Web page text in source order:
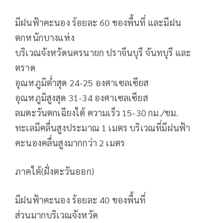
มีฝนฟ้าคะนอง ร้อยละ 60 ของพื้นที่ และมีฝน
ตกหนักบางแห่ง
บริเวณจังหวัดนครนายก ปราจีนบุรี จันทบุรี และ
ตราด
อุณหภูมิต่ำสุด 24-25 องศาเซลเซียส
อุณหภูมิสูงสุด 31-34 องศาเซลเซียส
ลมตะวันตกเฉียงใต้ ความเร็ว 15-30 กม./ชม.
ทะเลมีคลื่นสูงประมาณ 1 เมตร บริเวณที่มีฝนฟ้า
คะนองคลื่นสูงมากกว่า 2 เมตร
ภาคใต้(ฝั่งตะวันออก)
มีฝนฟ้าคะนอง ร้อยละ 40 ของพื้นที่
ส่วนมากบริเวณจังหวัด